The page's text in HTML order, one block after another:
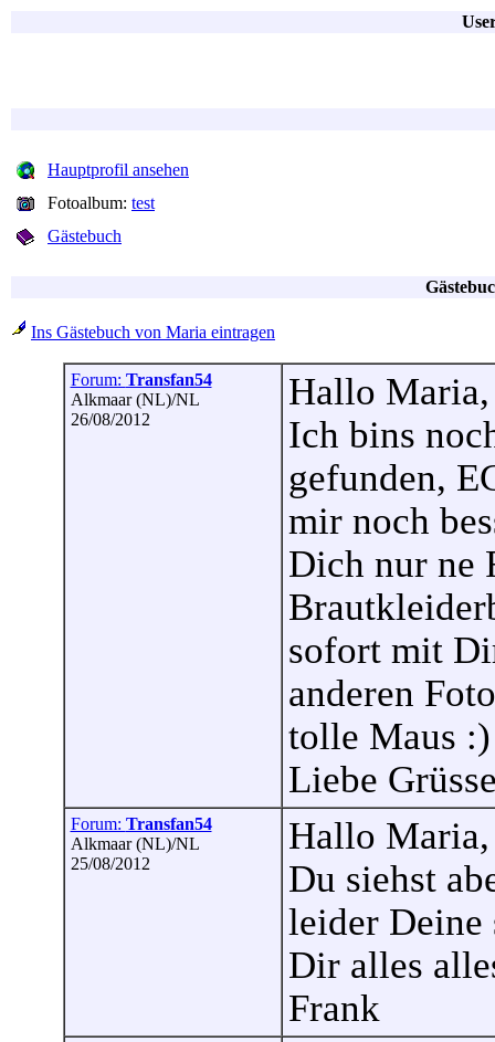
Hauptprofil ansehen
Fotoalbum: test
Gästebuch
Ins Gästebuch von Maria eintragen
Forum: Transfan54
Alkmaar (NL)/NL
26/08/2012
Hallo Maria,
Ich bins
gefunden,
mir noch
Dich nur ne
sofort mit
anderen
tolle Maus
Liebe
Forum: Transfan54
Alkmaar (NL)/NL
25/08/2012
Hallo Maria,
Du siehst
leider Deine
Dir alles
Frank